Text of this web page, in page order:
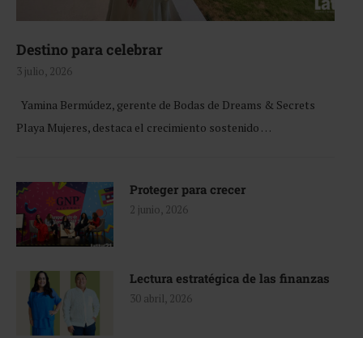
Destino para celebrar
3 julio, 2026
Yamina Bermúdez, gerente de Bodas de Dreams & Secrets
Playa Mujeres, destaca el crecimiento sostenido …
Proteger para crecer
2 junio, 2026
Lectura estratégica de las finanzas
30 abril, 2026